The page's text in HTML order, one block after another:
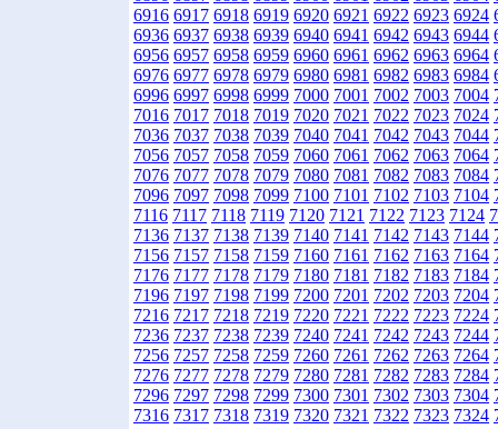
6916 6917 6918 6919 6920 6921 6922 6923 6924
6936 6937 6938 6939 6940 6941 6942 6943 6944
6956 6957 6958 6959 6960 6961 6962 6963 6964
6976 6977 6978 6979 6980 6981 6982 6983 6984
6996 6997 6998 6999 7000 7001 7002 7003 7004
7016 7017 7018 7019 7020 7021 7022 7023 7024
7036 7037 7038 7039 7040 7041 7042 7043 7044
7056 7057 7058 7059 7060 7061 7062 7063 7064
7076 7077 7078 7079 7080 7081 7082 7083 7084
7096 7097 7098 7099 7100 7101 7102 7103 7104
7116 7117 7118 7119 7120 7121 7122 7123 7124
7136 7137 7138 7139 7140 7141 7142 7143 7144
7156 7157 7158 7159 7160 7161 7162 7163 7164
7176 7177 7178 7179 7180 7181 7182 7183 7184
7196 7197 7198 7199 7200 7201 7202 7203 7204
7216 7217 7218 7219 7220 7221 7222 7223 7224
7236 7237 7238 7239 7240 7241 7242 7243 7244
7256 7257 7258 7259 7260 7261 7262 7263 7264
7276 7277 7278 7279 7280 7281 7282 7283 7284
7296 7297 7298 7299 7300 7301 7302 7303 7304
7316 7317 7318 7319 7320 7321 7322 7323 7324